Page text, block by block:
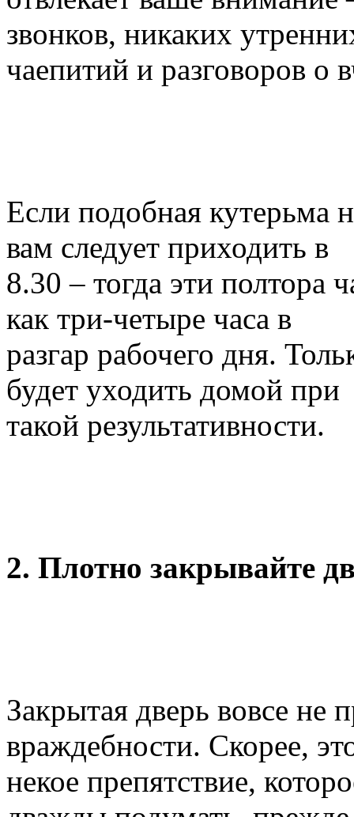
звонков, никаких
чаепитий и разговоров о
Если подобная кутерьма
вам следует приходить в
8.30 – тогда эти полтора
как три-четыре часа в
разгар рабочего дня.
будет уходить домой при
такой результативности.
2. Плотно закрывайте
Закрытая дверь вовсе не
враждебности. Скорее,
некое препятствие,